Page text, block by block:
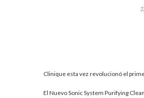
Clinique esta vez revolucionó el
El Nuevo Sonic System Purifying